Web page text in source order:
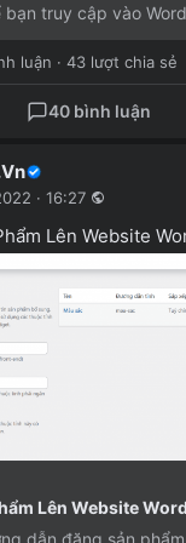
truy cập vào
luận · 43 lượt chia sẻ
40 bình luận
· 16:27
Lên Website
Lên Website